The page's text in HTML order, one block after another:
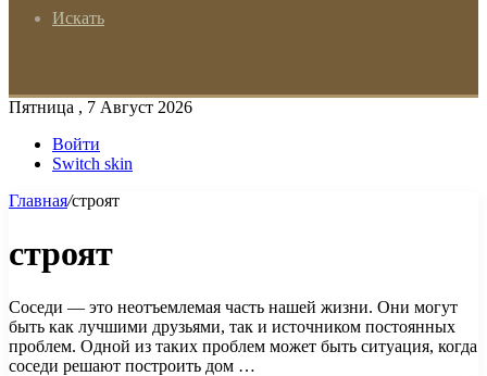
Искать
Пятница , 7 Август 2026
Войти
Switch skin
Главная/строят
строят
Соседи — это неотъемлемая часть нашей жизни. Они могут
быть как лучшими друзьями, так и источником постоянных
проблем. Одной из таких проблем может быть ситуация, когда
соседи решают построить дом …